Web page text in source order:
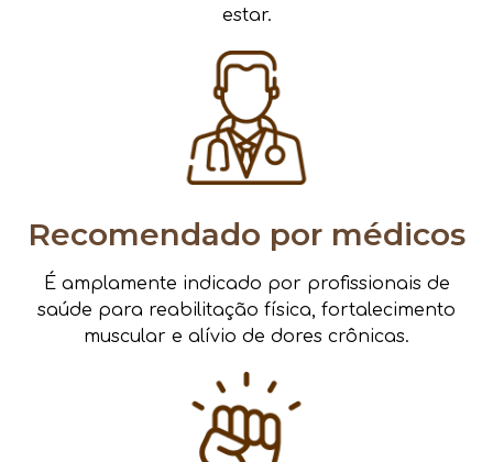
estar.
Recomendado por médicos
É amplamente indicado por profissionais de
saúde para reabilitação física, fortalecimento
muscular e alívio de dores crônicas.